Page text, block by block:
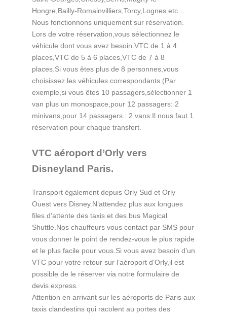
Hongre,Bailly-Romainvilliers,Torcy,Lognes etc…
Nous fonctionnons uniquement sur réservation.
Lors de votre réservation,vous sélectionnez le
véhicule dont vous avez besoin.VTC de 1 à 4
places,VTC de 5 à 6 places,VTC de 7 à 8
places.Si vous êtes plus de 8 personnes,vous
choisissez les véhicules correspondants.(Par
exemple,si vous êtes 10 passagers,sélectionner 1
van plus un monospace,pour 12 passagers: 2
minivans,pour 14 passagers : 2 vans.Il nous faut 1
réservation pour chaque transfert.
VTC aéroport d’Orly vers
Disneyland Paris.
Transport également depuis Orly Sud et Orly
Ouest vers Disney.N’attendez plus aux longues
files d’attente des taxis et des bus Magical
Shuttle.Nos chauffeurs vous contact par SMS pour
vous donner le point de rendez-vous le plus rapide
et le plus facile pour vous.Si vous avez besoin d’un
VTC pour votre retour sur l’aéroport d’Orly,il est
possible de le réserver via notre formulaire de
devis express.
Attention en arrivant sur les aéroports de Paris aux
taxis clandestins qui racolent au portes des